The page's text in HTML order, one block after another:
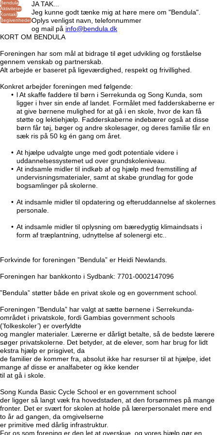
Bendula
Aktiviteter
Kontakt
Begivenheder
JA TAK...
Jeg kunne godt tænke mig at høre mere om "Bendula".
Oplys venligst navn, telefonnummer
og mail på info@bendula.dk
KORT OM BENDULA
Foreningen har som mål at bidrage til øget udvikling og forståelse
gennem venskab og partnerskab.
Alt arbejde er baseret på ligeværdighed, respekt og frivillighed.
Konkret arbejder foreningen med følgende:
l At skaffe faddere til børn i Serrekunda og Song Kunda, som
ligger i hver sin ende af landet. Formålet med fadderskaberne er
at give børnene mulighed for at gå i en skole, hvor de kan få
støtte og lektiehjælp. Fadderskaberne indebærer også at disse
børn får tøj, bøger og andre skolesager, og deres familie får en
sæk ris på 50 kg én gang om året.
At hjælpe udvalgte unge med godt potentiale videre i
uddannelsessystemet ud over grundskoleniveau.
At indsamle midler til indkøb af og hjælp med fremstilling af
undervisningsmaterialer, samt at skabe grundlag for gode
bogsamlinger på skolerne.
At indsamle midler til opdatering og efteruddannelse af skolernes
personale.
At indsamle midler til oplysning om bæredygtig klimaindsats i
form af træplantning, udnyttelse af solenergi etc..
Forkvinde for foreningen ”Bendula” er Heidi Newlands.
Foreningen har bankkonto i Sydbank: 7701-0002147096
”Bendula” støtter både en privat skole og en government school.
Foreningen ”Bendula” har valgt at sætte børnene i Serrekunda-
området i privatskole, fordi Gambias government schools
(’folkeskoler’) er overfyldte
og mangler materialer. Lærerne er dårligt betalte, så de bedste lærere
søger privatskolerne. Det betyder, at de elever, som har brug for lidt
ekstra hjælp er prisgivet, da
de familier de kommer fra, absolut ikke har resurser til at hjælpe, idet
mange af disse er analfabeter og ikke kender
til at gå i skole.
Song Kunda Basic Cycle School er en government school
der ligger så langt væk fra hovedstaden, at den forsømmes på mange
fronter. Det er svært for skolen at holde på lærerpersonalet mere end
to år ad gangen, da omgivelserne
er primitive med dårlig infrastruktur.
For os som forening er den let at overskue, og vores hjælp gør en